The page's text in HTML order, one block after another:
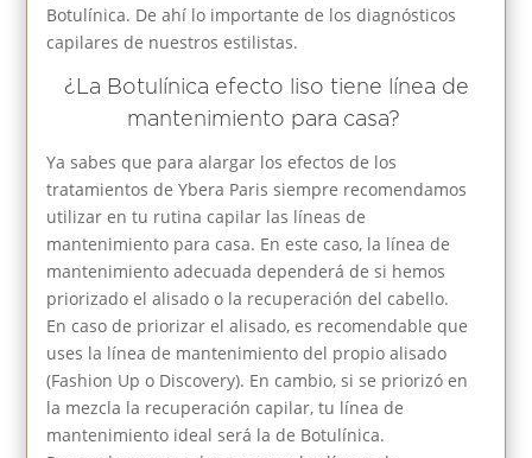
Botulínica. De ahí lo importante de los diagnósticos
capilares de nuestros estilistas.
¿La Botulínica efecto liso tiene línea de
mantenimiento para casa?
Ya sabes que para alargar los efectos de los
tratamientos de Ybera Paris siempre recomendamos
utilizar en tu rutina capilar las líneas de
mantenimiento para casa. En este caso, la línea de
mantenimiento adecuada dependerá de si hemos
priorizado el alisado o la recuperación del cabello.
En caso de priorizar el alisado, es recomendable que
uses la línea de mantenimiento del propio alisado
(Fashion Up o Discovery). En cambio, si se priorizó en
la mezcla la recuperación capilar, tu línea de
mantenimiento ideal será la de Botulínica.